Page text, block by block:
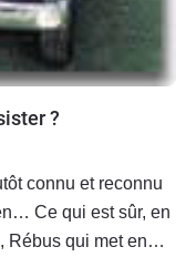
?
connu et reconnu
Ce qui est sûr, en
Rébus qui met en